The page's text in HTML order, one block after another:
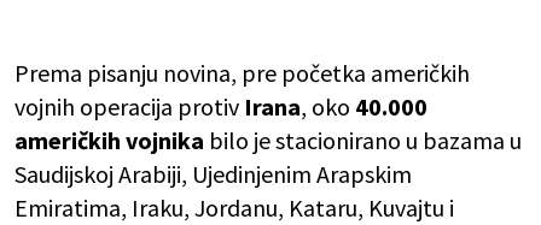
Prema pisanju novina, pre početka američkih
vojnih operacija protiv Irana, oko 40.000
američkih vojnika bilo je stacionirano u bazama u
Saudijskoj Arabiji, Ujedinjenim Arapskim
Emiratima, Iraku, Jordanu, Kataru, Kuvajtu i